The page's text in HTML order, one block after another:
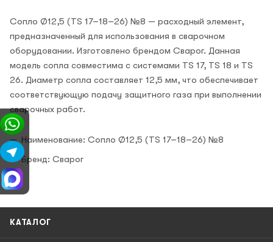
Сопло Ø12,5 (TS 17–18–26) №8 — расходный элемент,
предназначенный для использования в сварочном
оборудовании. Изготовлено брендом Сварог. Данная
модель сопла совместима с системами TS 17, TS 18 и TS
26. Диаметр сопла составляет 12,5 мм, что обеспечивает
соответствующую подачу защитного газа при выполнении
сварочных работ.
Наименование: Сопло Ø12,5 (TS 17–18–26) №8
Бренд: Сварог
КАТАЛОГ